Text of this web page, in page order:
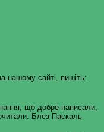
нашому сайті, пишіть:
що добре написали,
Блез Паскаль